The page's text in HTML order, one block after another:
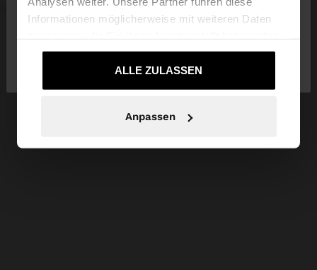
Informationen möglicherweise mit weiteren Daten
die sie im Rahmen Ihrer Nutzung der Dienste
gesammelt haben.ALLE ZULASSEN
Anpassen
Ja, bringen Sie mich zu
United States